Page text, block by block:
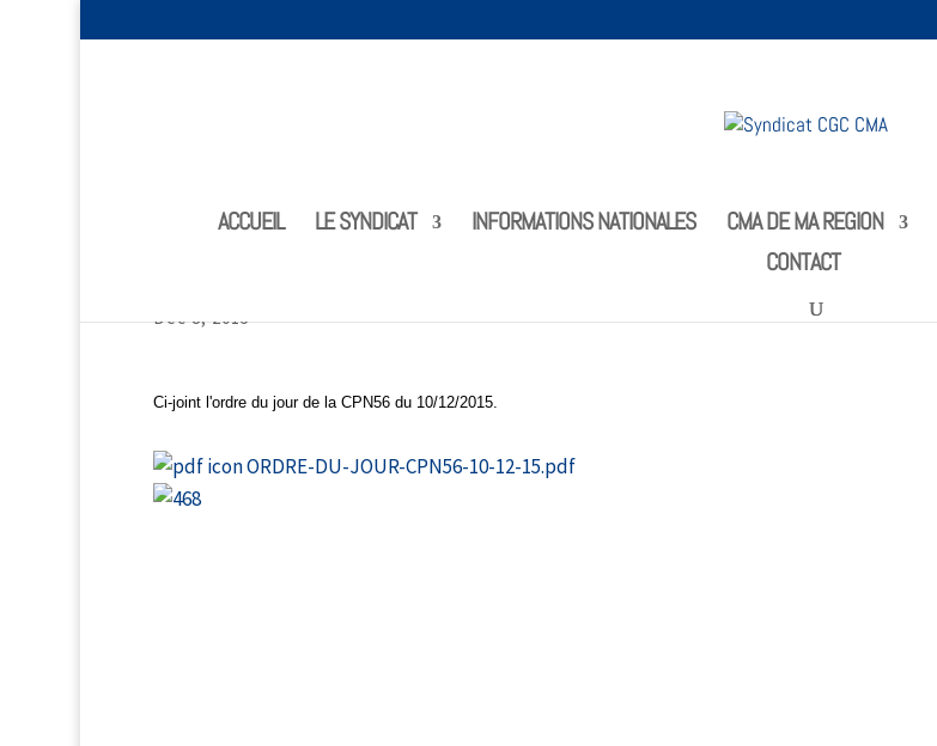
ACCUEIL LE SYNDICAT INFORMATIONS NATIONALES CMA DE MA REGION
CONTACT
Déc 8, 2015
Ci-joint l'ordre du jour de la CPN56 du 10/12/2015.
ORDRE-DU-JOUR-CPN56-10-12-15.pdf